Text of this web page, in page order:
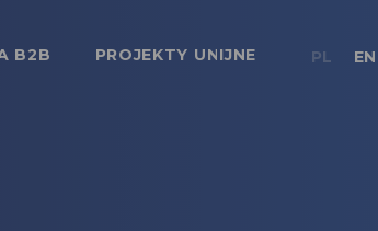
PL EN
B2B PROJEKTY UNIJNE